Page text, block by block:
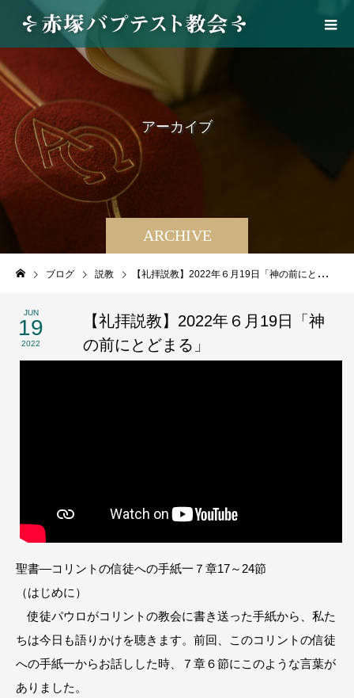
ARCHIVE
アーカイブ
ブログ 説教 【礼拝説教】2022年６月19日「神の前にとどまる」
JUN
19
2022
【礼拝説教】2022年６月19日「神
の前にとどまる」
聖書―コリントの信徒への手紙一７章17～24節
（はじめに）
使徒パウロがコリントの教会に書き送った手紙から、私た
ちは今日も語りかけを聴きます。前回、このコリントの信徒
への手紙一からお話しした時、７章６節にこのような言葉が
ありました。